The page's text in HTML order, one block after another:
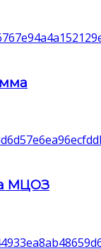
МЦОЗ